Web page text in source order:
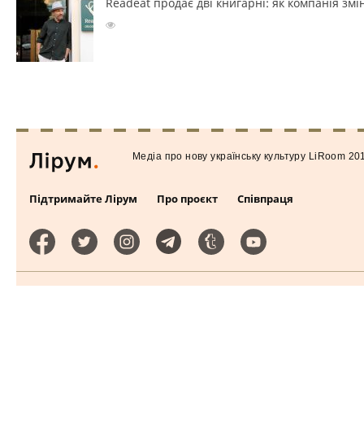
Підтримайте Лірум Про проєкт Співпраця
Медiа про нову українську культуру LiRoom